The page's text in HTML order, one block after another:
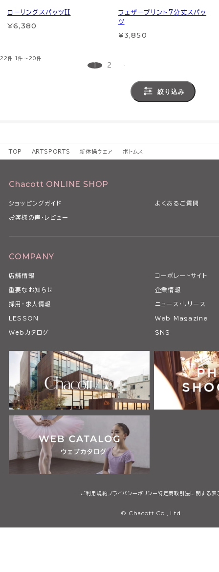
ローリングスパッツII
¥6,380
フェザープリント7分丈スパッ
ツ
¥3,850
22件 1件～20件
1 2
絞り込み
TOP ARTSPORTS 新体操ウェア ボトムス
Chacott ONLINE SHOP
ショッピングガイド よくあるご質問
お客様の声・レビュー
COMPANY
店舗情報 コーポレートサイト
重要なお知らせ 企業情報
採用・求人情報 ニュース・リリース
LESSON Web Magazine
Webカタログ SNS
ご利用規約プライバシーポリシー特定商取引法に関する表
© Chacott Co., Ltd.